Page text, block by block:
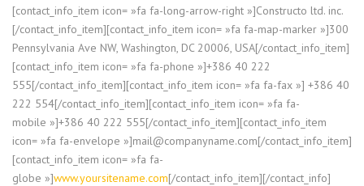
[contact_info_item icon= »fa fa-long-arrow-right »]Constructo ltd. inc.
[/contact_info_item][contact_info_item icon= »fa fa-map-marker »]300
Pennsylvania Ave NW, Washington, DC 20006, USA[/contact_info_item]
[contact_info_item icon= »fa fa-phone »]+386 40 222
555[/contact_info_item][contact_info_item icon= »fa fa-fax »] +386 40
222 554[/contact_info_item][contact_info_item icon= »fa fa-
mobile »]+386 40 222 555[/contact_info_item][contact_info_item
icon= »fa fa-envelope »]mail@companyname.com[/contact_info_item]
[contact_info_item icon= »fa fa-
globe »]www.yoursitename.com[/contact_info_item][/contact_info]